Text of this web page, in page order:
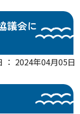
議会に
： 2024年04月05日